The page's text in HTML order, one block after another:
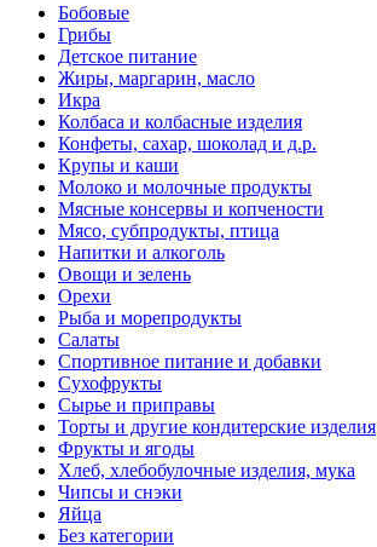
Бобовые
Грибы
Детское питание
Жиры, маргарин, масло
Икра
Колбаса и колбасные изделия
Конфеты, сахар, шоколад и д.р.
Крупы и каши
Молоко и молочные продукты
Мясные консервы и копчености
Мясо, субпродукты, птица
Напитки и алкоголь
Овощи и зелень
Орехи
Рыба и морепродукты
Салаты
Спортивное питание и добавки
Сухофрукты
Сырье и приправы
Торты и другие кондитерские изделия
Фрукты и ягоды
Хлеб, хлебобулочные изделия, мука
Чипсы и снэки
Яйца
Без категории